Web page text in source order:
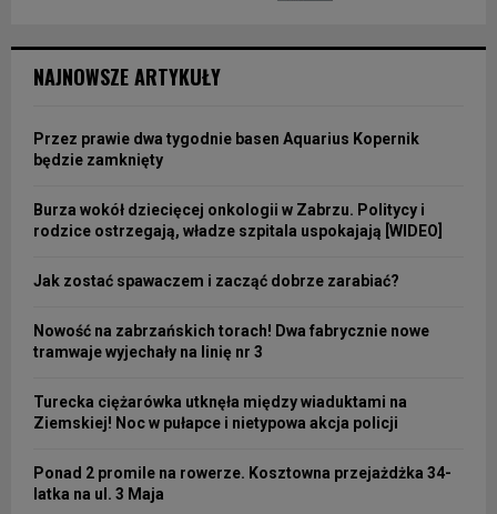
NAJNOWSZE ARTYKUŁY
Przez prawie dwa tygodnie basen Aquarius Kopernik
będzie zamknięty
Burza wokół dziecięcej onkologii w Zabrzu. Politycy i
rodzice ostrzegają, władze szpitala uspokajają [WIDEO]
Jak zostać spawaczem i zacząć dobrze zarabiać?
Nowość na zabrzańskich torach! Dwa fabrycznie nowe
tramwaje wyjechały na linię nr 3
Turecka ciężarówka utknęła między wiaduktami na
Ziemskiej! Noc w pułapce i nietypowa akcja policji
Ponad 2 promile na rowerze. Kosztowna przejażdżka 34-
latka na ul. 3 Maja